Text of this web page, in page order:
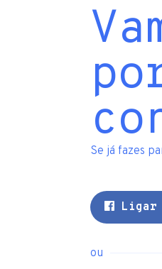
Se já fazes
Ligar
ou